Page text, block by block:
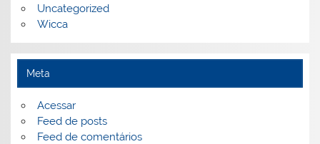
Uncategorized
Wicca
Meta
Acessar
Feed de posts
Feed de comentários